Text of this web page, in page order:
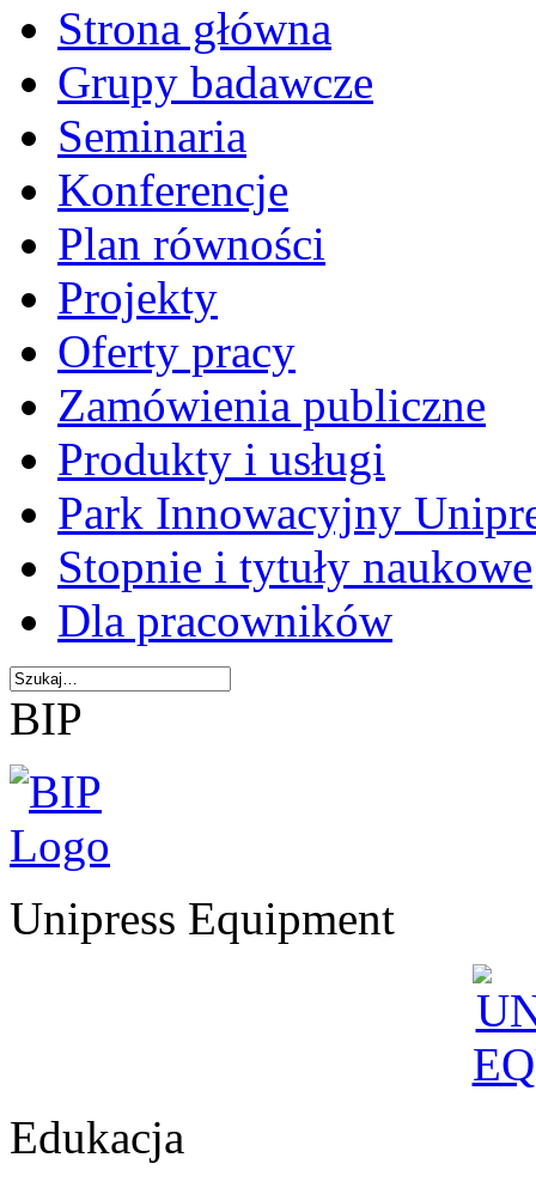
Strona główna
Grupy badawcze
Seminaria
Konferencje
Plan równości
Projekty
Oferty pracy
Zamówienia publiczne
Produkty i usługi
Park Innowacyjny
Stopnie i tytuły naukowe
Dla pracowników
BIP
Unipress Equipment
Edukacja